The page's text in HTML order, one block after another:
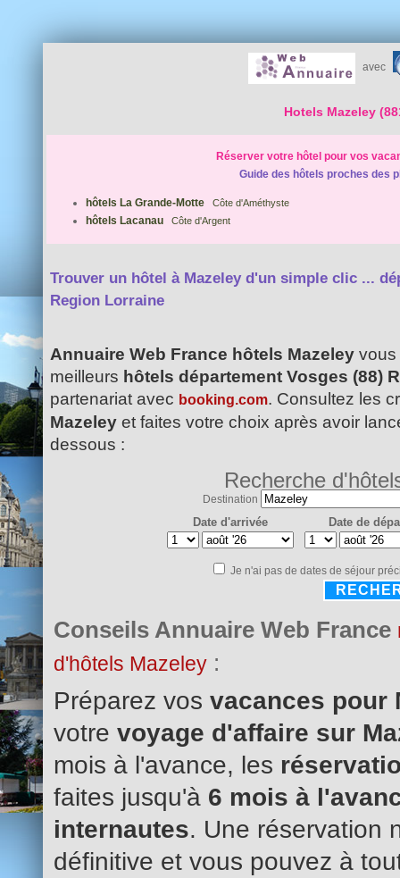
avec
Hotels Mazeley
Réserver votre hôtel pour vos
Guide des hôtels proches des
hôtels La Grande-Motte Côte d'Améthyste
hôtels Lacanau Côte d'Argent
Trouver un hôtel à Mazeley d'un simple clic ...
Region Lorraine
Annuaire Web France hôtels Mazeley vous
meilleurs hôtels département Vosges (88)
partenariat avec booking.com. Consultez les
Mazeley et faites votre choix après avoir
dessous :
Recherche
Destination
Date d'arrivée Date de
Je n'ai pas de dates de séjour
Conseils Annuaire Web France
d'hôtels Mazeley :
Préparez vos vacances pour
votre voyage d'affaire sur
mois à l'avance, les
faites jusqu'à 6 mois à
internautes. Une réservation
définitive et vous pouvez à